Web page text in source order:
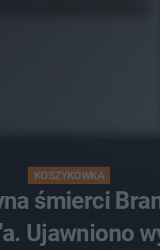
KOSZYKÓWKA
śmierci
Ujawniono